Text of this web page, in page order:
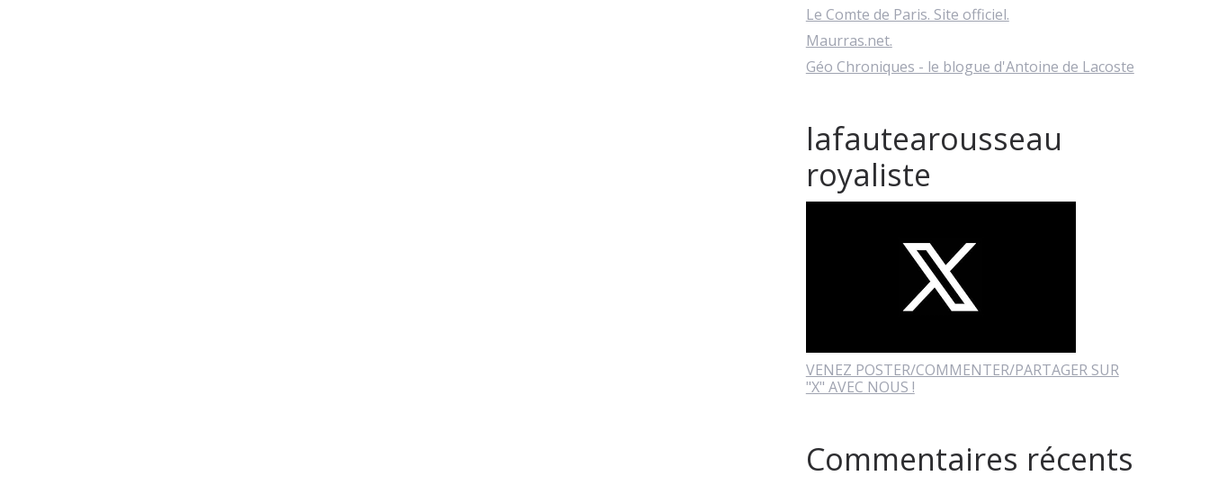
Le Comte de Paris. Site officiel.
Maurras.net.
Géo Chroniques - le blogue d'Antoine de Lacoste
lafautearousseau
royaliste
VENEZ POSTER/COMMENTER/PARTAGER SUR
"X" AVEC NOUS !
Commentaires récents